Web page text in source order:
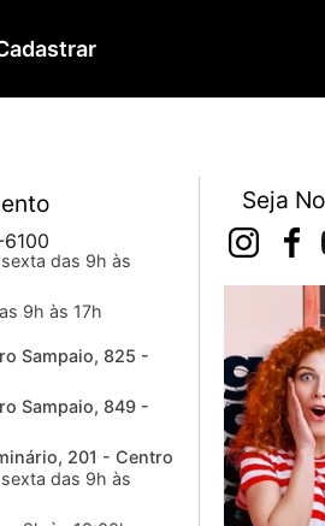
das 9h às
9h às 17h
Sampaio, 825 -
Sampaio, 849 -
201 - Centro
das 9h às
Seja